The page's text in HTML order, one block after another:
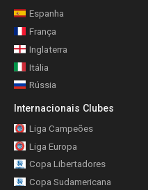
Espanha
França
Inglaterra
Itália
Rússia
Internacionais Clubes
Liga Campeões
Liga Europa
Copa Libertadores
Copa Sudamericana